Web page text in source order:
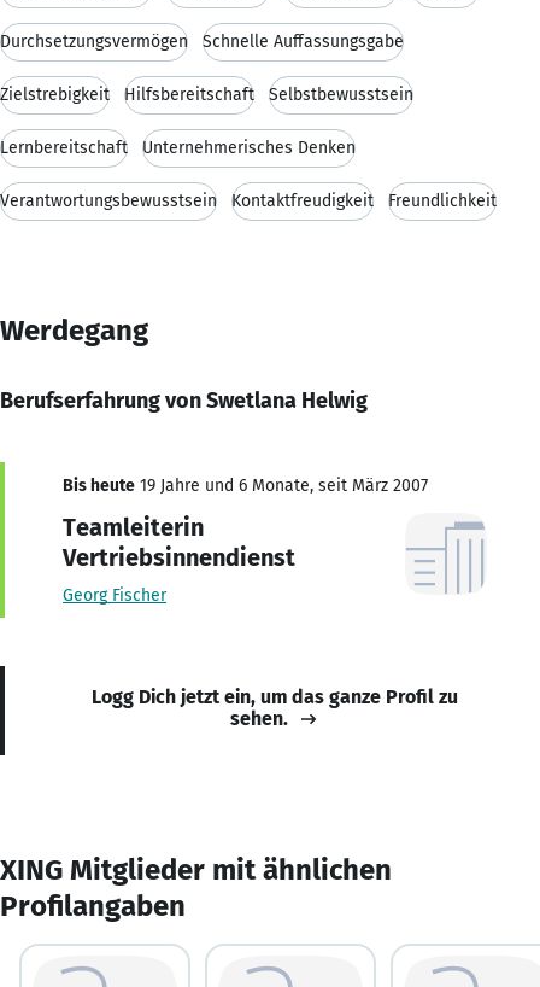
Durchsetzungsvermögen Schnelle Auffassungsgabe
Zielstrebigkeit Hilfsbereitschaft Selbstbewusstsein
Lernbereitschaft Unternehmerisches Denken
Verantwortungsbewusstsein Kontaktfreudigkeit Freundlichkeit
Werdegang
Berufserfahrung von Swetlana Helwig
Bis heute 19 Jahre und 6 Monate, seit März 2007
Teamleiterin
Vertriebsinnendienst
Georg Fischer
Logg Dich jetzt ein, um das ganze Profil zu
sehen.
XING Mitglieder mit ähnlichen
Profilangaben